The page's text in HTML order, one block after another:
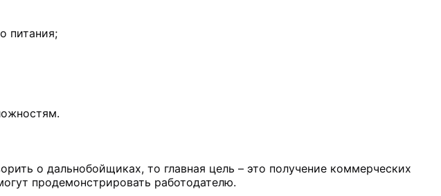
питания;
о дальнобойщиках, то главная цель – это получение коммерческих
продемонстрировать работодателю.